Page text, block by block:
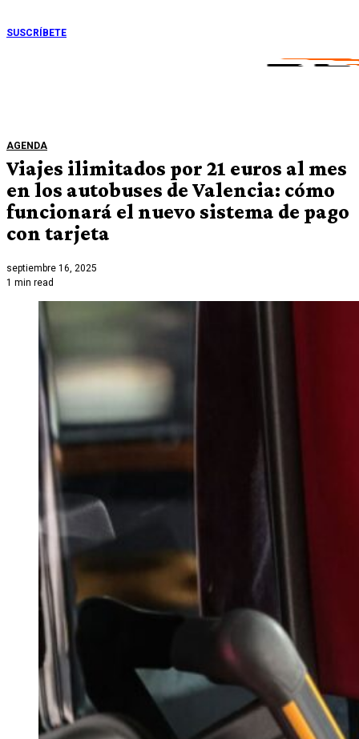
SUSCRÍBETE
AGENDA
Viajes ilimitados por 21 euros al mes
en los autobuses de Valencia: cómo
funcionará el nuevo sistema de pago
con tarjeta
septiembre 16, 2025
1 min read